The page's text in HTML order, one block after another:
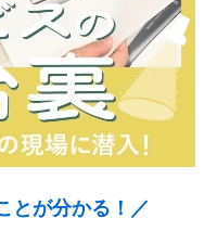
とが分かる！／